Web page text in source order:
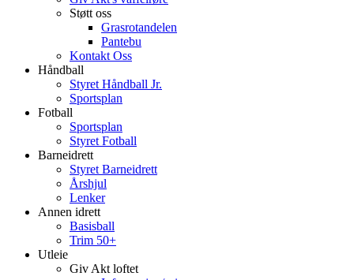
Støtt oss
Grasrotandelen
Pantebu
Kontakt Oss
Håndball
Styret Håndball Jr.
Sportsplan
Fotball
Sportsplan
Styret Fotball
Barneidrett
Styret Barneidrett
Årshjul
Lenker
Annen idrett
Basisball
Trim 50+
Utleie
Giv Akt loftet